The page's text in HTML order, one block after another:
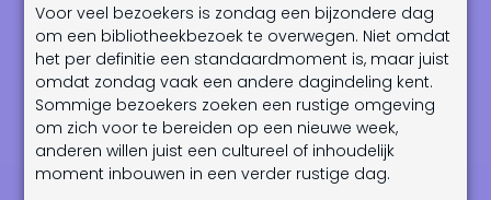
Voor veel bezoekers is zondag een bijzondere dag
om een bibliotheekbezoek te overwegen. Niet omdat
het per definitie een standaardmoment is, maar juist
omdat zondag vaak een andere dagindeling kent.
Sommige bezoekers zoeken een rustige omgeving
om zich voor te bereiden op een nieuwe week,
anderen willen juist een cultureel of inhoudelijk
moment inbouwen in een verder rustige dag.